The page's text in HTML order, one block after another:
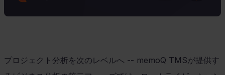
プロジェクト分析を次のレベルへ -- memoQ TMSが提供す